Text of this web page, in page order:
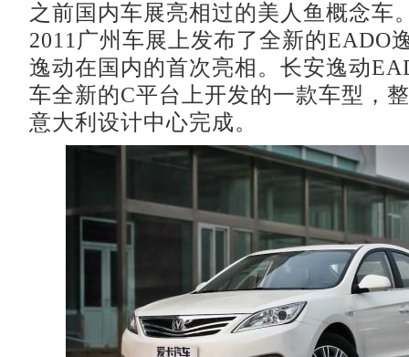
之前国内车展亮相过的美人鱼概念车
2011广州车展上发布了全新的EADO
逸动在国内的首次亮相。长安逸动
车全新的C平台上开发的一款车型，
意大利设计中心完成。